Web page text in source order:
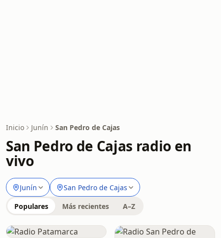
Inicio Junín San Pedro de Cajas
San Pedro de Cajas radio en
vivo
Junín San Pedro de Cajas
Populares Más recientes A–Z